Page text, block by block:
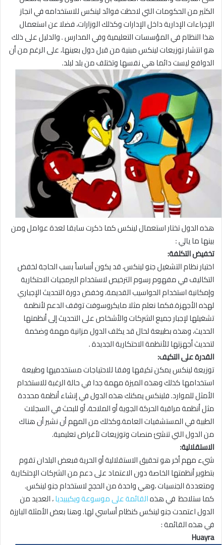
الكثير من الحكومات التي لاحظت فوائد لينكس للاستخدامه في انجاز
الإجراءات الإدارية داخل الإدارات وكذلك الوزارات، فضلا عن استعمال
هذا النظام في المؤسسات التعليمية وفي المدارس . والدليل على ذلك
هو انتشار توزيعات لينكس مبنية من قبل دول بعينها، على الرغم من أن
الدوافع ليست دائما هي نفسها وتختلف من بلد لبلد.
هذه الدول تختار استعمال لينكس كما ذكرت سابقا لعدة عوامل ومن
بينها ما يالي :
تخفيض التكلفة:
اختيار نظام التشغيل جنو لينكس، قد يكون أساساً بسب الحاجة لخفض
التكاليف في مفهوم رسوم الترخيص لاستخدام البرمجيات الاحتكارية
وإمكانية استخدام الحواسيب القديمة، وخفض دورة التحديث الإجباري
لهذه الأجهزة.فكما نعلم مثلا مايكروسوفت توقف الدعم لأنظمة
تشغيلها لإجبار جميع الشركات والأشخاص على التحديث إلى أنظمتها
الحديث، وهذه بطبيعة لحال قد يكلف الدول مزانية مهمة وضخمة
لتحديث أجهزتها للأنظمة الاحتكارية الجديدة .
القدرة على التكيف:
توزيعة لينكس يمكن تكيفها وفقا للاحتياجات مستخدميها وطبيعة
استخدامها كذلك وهذه الميزة مهمة جدا في حالة الرغبة للاستخدام
الأمثل للموارد. فلينكس يمكنك هذه الدول في إنشاء أنظمة محددة
مثل أنظمة مراقبة الحركة الجوية أو الملاحة، أو للبحث في السجلات
الطبية في المستشفيات العامة.وكذلك من المهم أن نشير أن هناك
من الدول التي تنشئ منصات وتوزيعات لأغراض تعليمية.
الاستقلالية:
شيء مهم أخر هو تحقيق الاستقلالية أو الحرية فبعض البلدان تقوم
بتطوير أنظمتها الخاصة دون الاعتماد على دعم من الشركات الإحتكارية
ومتعددة الجنسيات ،وهي واحدة من الحجج لاستخدام جنو لينكس.
كما ستلاحظ في هذهالقائمة على موسوعة ويكيبيديا، العديد من
الدول اعتمدت جنو لينكس كنظام أساسي لها. وهنا بعض الأمثلة البارزة
في هذه القائمة :
Huayra